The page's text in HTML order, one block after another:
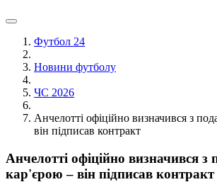
Футбол 24
Новини футболу
ЧС 2026
Анчелотті офіційно визначився з
він підписав контракт
Анчелотті офіційно визначився
кар'єрою – він підписав контракт